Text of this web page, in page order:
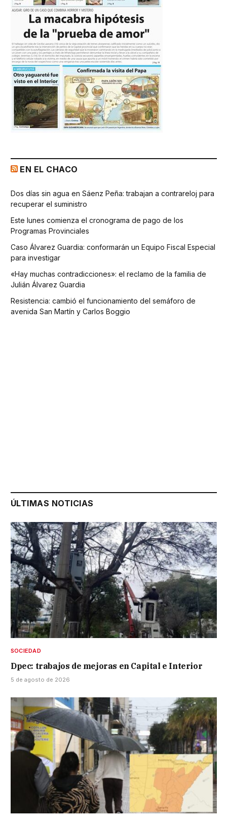
EN EL CHACO
Dos días sin agua en Sáenz Peña: trabajan a contrareloj para
recuperar el suministro
Este lunes comienza el cronograma de pago de los
Programas Provinciales
Caso Álvarez Guardia: conformarán un Equipo Fiscal Especial
para investigar
«Hay muchas contradicciones»: el reclamo de la familia de
Julián Álvarez Guardia
Resistencia: cambió el funcionamiento del semáforo de
avenida San Martín y Carlos Boggio
ÚLTIMAS NOTICIAS
SOCIEDAD
Dpec: trabajos de mejoras en Capital e Interior
5 de agosto de 2026